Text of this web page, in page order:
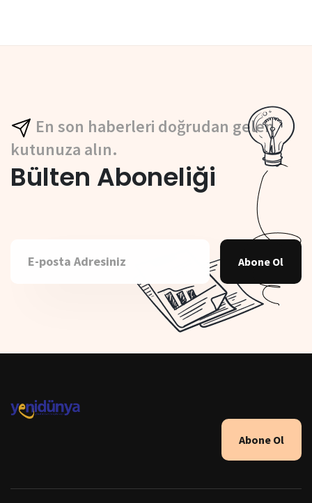
En son haberleri doğrudan gelen
kutunuza alın.
Bülten Aboneliği
Abone Ol
Abone Ol